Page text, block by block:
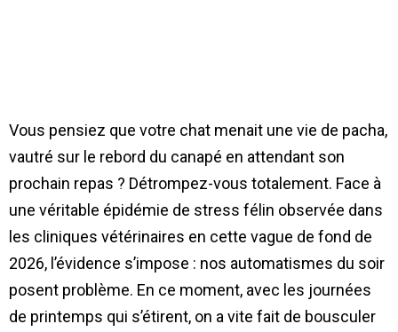
Vous pensiez que votre chat menait une vie de pacha,
vautré sur le rebord du canapé en attendant son
prochain repas ? Détrompez-vous totalement. Face à
une véritable épidémie de stress félin observée dans
les cliniques vétérinaires en cette vague de fond de
2026, l’évidence s’impose : nos automatismes du soir
posent problème. En ce moment, avec les journées
de printemps qui s’étirent, on a vite fait de bousculer